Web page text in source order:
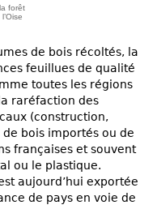
forêt
de bois récoltés, la
feuillues de qualité
toutes les régions
raréfaction des
(construction,
bois importés ou de
françaises et souvent
ou le plastique.
aujourd’hui exportée
de pays en voie de